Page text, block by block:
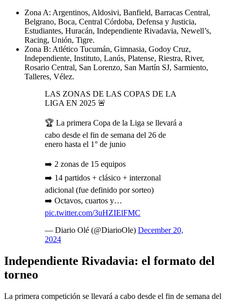
Zona A: Argentinos, Aldosivi, Banfield, Barracas Central,
Belgrano, Boca, Central Córdoba, Defensa y Justicia,
Estudiantes, Huracán, Independiente Rivadavia, Newell’s,
Racing, Unión, Tigre.
Zona B: Atlético Tucumán, Gimnasia, Godoy Cruz,
Independiente, Instituto, Lanús, Platense, Riestra, River,
Rosario Central, San Lorenzo, San Martín SJ, Sarmiento,
Talleres, Vélez.
LAS ZONAS DE LAS COPAS DE LA
LIGA EN 2025 🚨
🏆 La primera Copa de la Liga se llevará a
cabo desde el fin de semana del 26 de
enero hasta el 1° de junio
➡️ 2 zonas de 15 equipos
➡️ 14 partidos + clásico + interzonal
adicional (fue definido por sorteo)
➡️ Octavos, cuartos y…
pic.twitter.com/3uHZIElFMC
— Diario Olé (@DiarioOle) December 20,
2024
Independiente Rivadavia: el formato del
torneo
La primera competición se llevará a cabo desde el fin de semana del